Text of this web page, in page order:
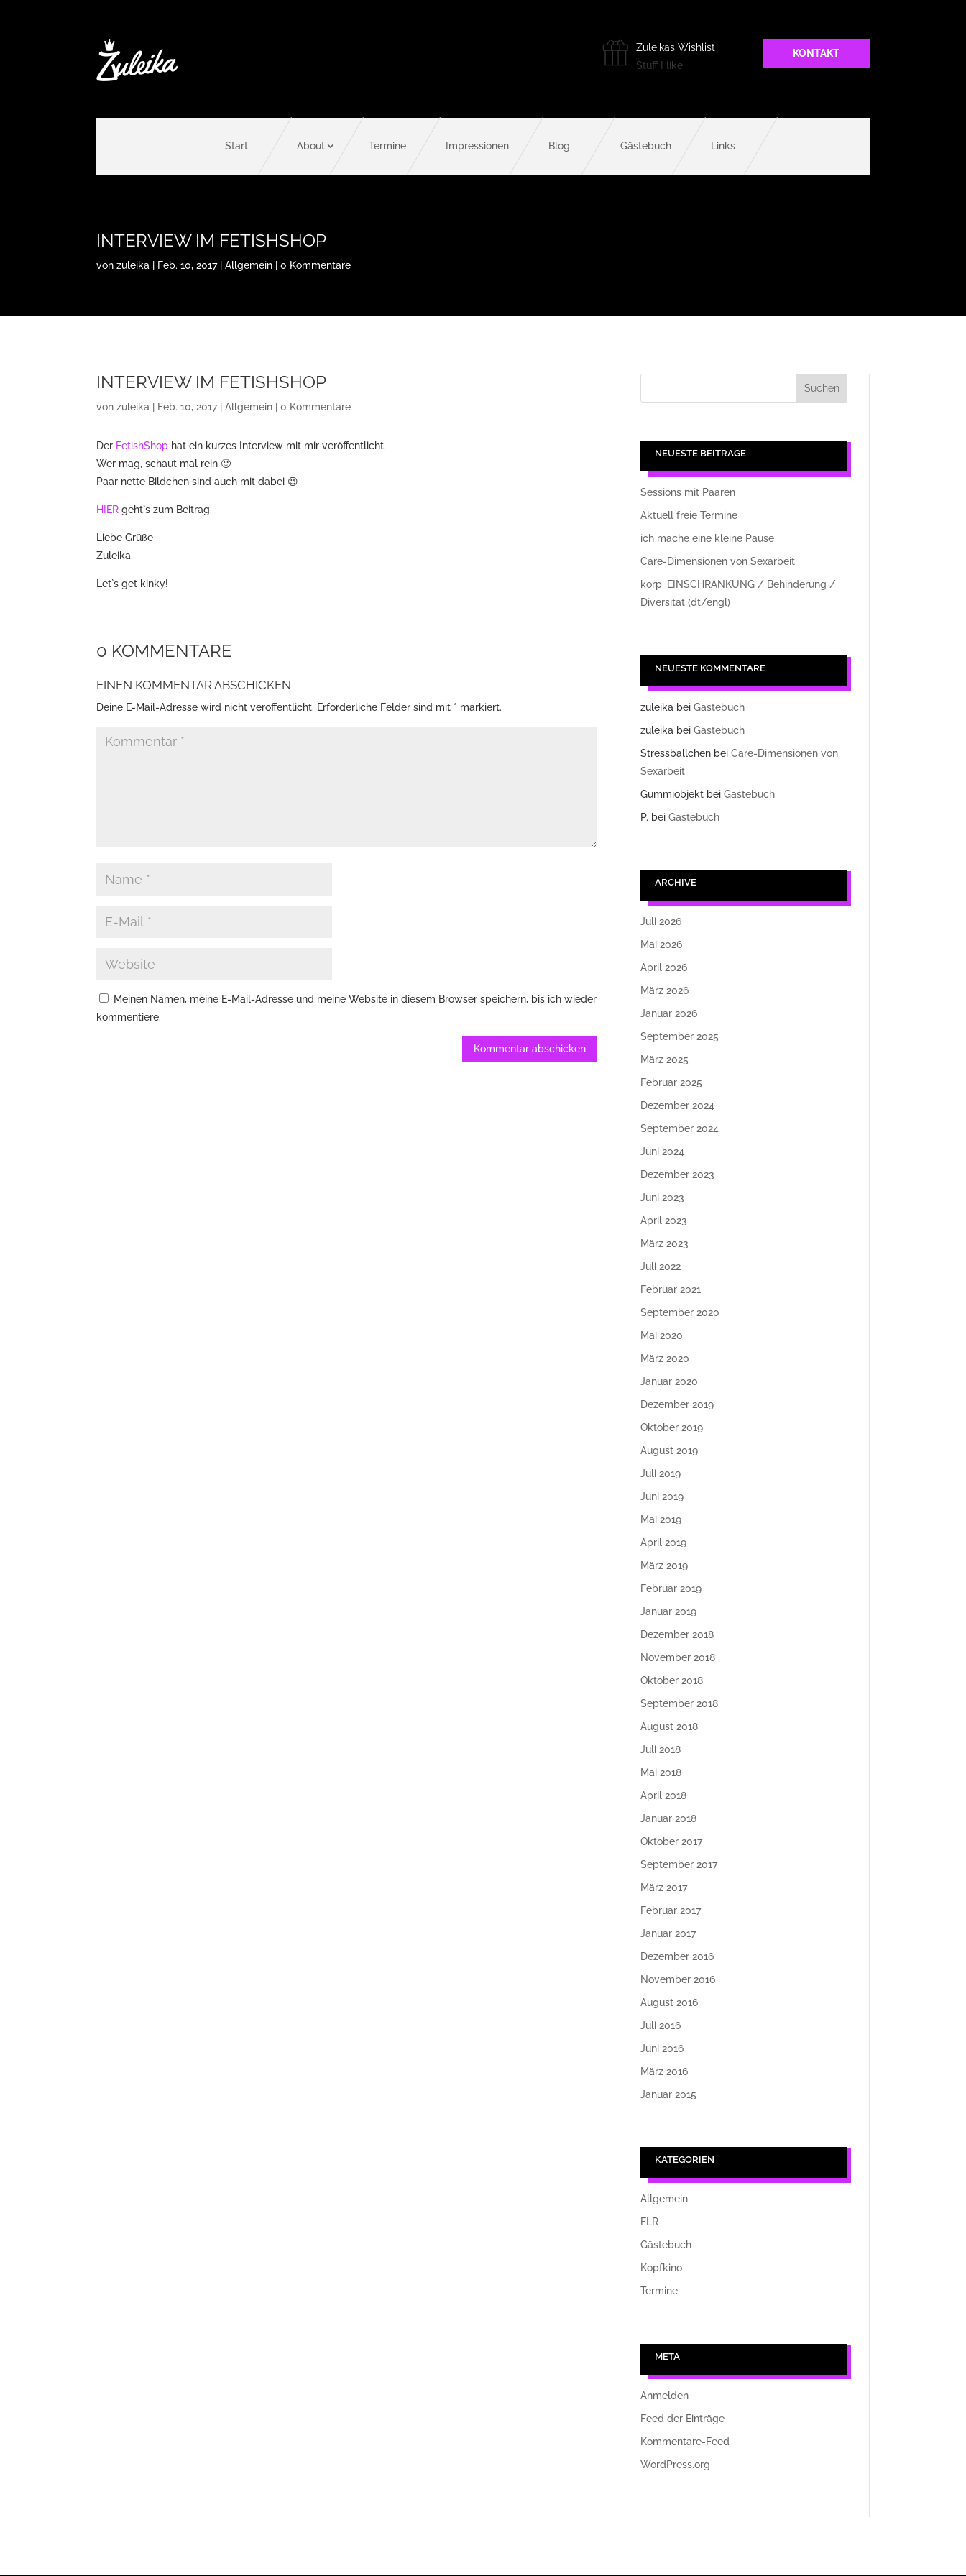
Zuleikas Wishlist
Stuff I like
KONTAKT
Start About Termine Impressionen Blog Gästebuch Links
INTERVIEW IM FETISHSHOP
vonzuleika Feb. 10, 2017|Allgemein |0 Kommentare
INTERVIEW IM FETISHSHOP
vonzuleika Feb. 10, 2017|Allgemein |0 Kommentare
Der FetishShop hat ein kurzes Interview mit mir veröffentlicht.
Wer mag, schaut mal rein 🙂
Paar nette Bildchen sind auch mit dabei 😉
HIER geht`s zum Beitrag.
Liebe Grüße
Zuleika
Let`s get kinky!
0 KOMMENTARE
EINEN KOMMENTAR ABSCHICKEN
Deine E-Mail-Adresse wird nicht veröffentlicht. Erforderliche Felder sind mit * markiert.
Meinen Namen, meine E-Mail-Adresse und meine Website in diesem Browser speichern, bis ich wieder
kommentiere.
Kommentar abschicken
NEUESTE BEITRÄGE
Sessions mit Paaren
Aktuell freie Termine
ich mache eine kleine Pause
Care-Dimensionen von Sexarbeit
körp. EINSCHRÄNKUNG / Behinderung /
Diversität (dt/engl)
NEUESTE KOMMENTARE
zuleika bei Gästebuch
zuleika bei Gästebuch
Stressbällchenbei Care-Dimensionen von
Sexarbeit
Gummiobjektbei Gästebuch
P. bei Gästebuch
ARCHIVE
Juli 2026
Mai 2026
April 2026
März 2026
Januar 2026
September 2025
März 2025
Februar 2025
Dezember 2024
September 2024
Juni 2024
Dezember 2023
Juni 2023
April 2023
März 2023
Juli 2022
Februar 2021
September 2020
Mai 2020
März 2020
Januar 2020
Dezember 2019
Oktober 2019
August 2019
Juli 2019
Juni 2019
Mai 2019
April 2019
März 2019
Februar 2019
Januar 2019
Dezember 2018
November 2018
Oktober 2018
September 2018
August 2018
Juli 2018
Mai 2018
April 2018
Januar 2018
Oktober 2017
September 2017
März 2017
Februar 2017
Januar 2017
Dezember 2016
November 2016
August 2016
Juli 2016
Juni 2016
März 2016
Januar 2015
KATEGORIEN
Allgemein
FLR
Gästebuch
Kopfkino
Termine
META
Anmelden
Feed der Einträge
Kommentare-Feed
WordPress.org